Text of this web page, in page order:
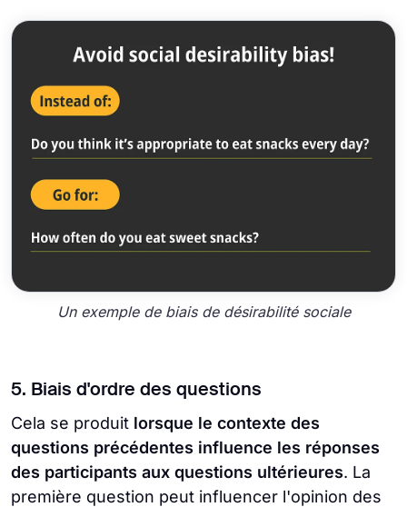
Un exemple de biais de désirabilité sociale
5. Biais d'ordre des questions
Cela se produit lorsque le contexte des
questions précédentes influence les réponses
des participants aux questions ultérieures. La
première question peut influencer l'opinion des